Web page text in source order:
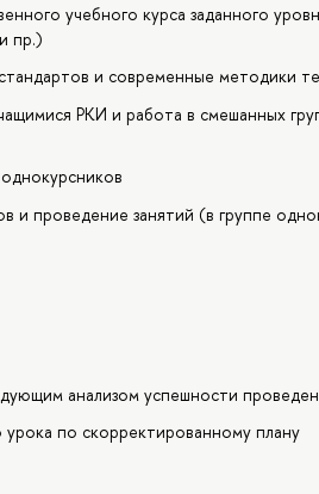
учебного курса заданного
пр.)
и современные методики
РКИ и работа в смешанных
и проведение занятий (в группе
анализом успешности
по скорректированному плану